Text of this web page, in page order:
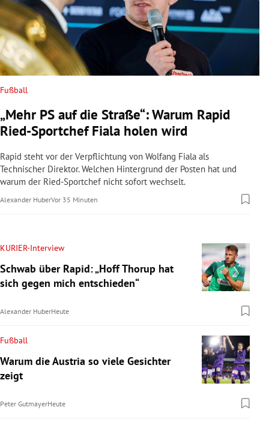
Fußball
„Mehr PS auf die Straße“: Warum Rapid
Ried-Sportchef Fiala holen wird
Rapid steht vor der Verpflichtung von Wolfang Fiala als
Technischer Direktor. Welchen Hintergrund der Posten hat und
warum der Ried-Sportchef nicht sofort wechselt.
Alexander HuberVor 35 Minuten
KURIER-Interview
Schwab über Rapid: „Hoff Thorup hat
sich gegen mich entschieden“
Alexander HuberHeute
Fußball
Warum die Austria so viele Gesichter
zeigt
Peter GutmayerHeute